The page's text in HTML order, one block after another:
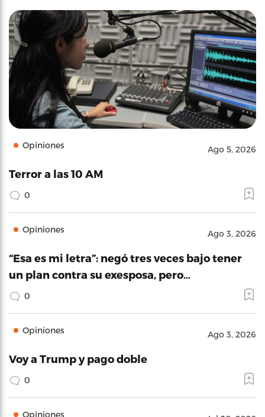
Opiniones Ago 5, 2026
Terror a las 10 AM
0
Opiniones Ago 3, 2026
“Esa es mi letra”: negó tres veces bajo tener
un plan contra su exesposa, pero…
0
Opiniones Ago 3, 2026
Voy a Trump y pago doble
0
Opiniones